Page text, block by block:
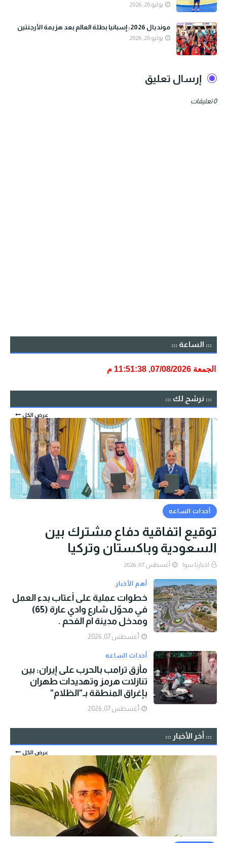
يوليو 20, 2026
مونديال 2026: إسبانيا بطلة العالم بعد هزيمة الأرجنتين
يوليو 20, 2026
إرسال تعليق
0 تعليقات
::: الساعة :::
::: نرشح لك :::
عرض الكل
أحداث الساعه
توقيع اتفاقية دفاع مشترك بين
السعودية وباكستان وتركيا
اخبارنا سوا أغسطس 07, 2026
أهم الأخبار
خطوات عملية على أعتاب بدء العمل
في محوّل شارع وادي عارة (65)
ومدخل مدينة ام الفحم .
أغسطس 07, 2026
أحداث الساعه
مأزق ترامب بالحرب على إيران: بين
تنازلات هرمز وتهديدات طهران
بإغراق المنطقة بـ"الظلام"
أغسطس 07, 2026
::: أخر الأخبار :::
عرض الكل